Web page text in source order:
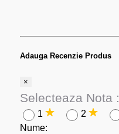
Adauga Recenzie Produs
×
Selecteaza Nota :
1 2
Nume: